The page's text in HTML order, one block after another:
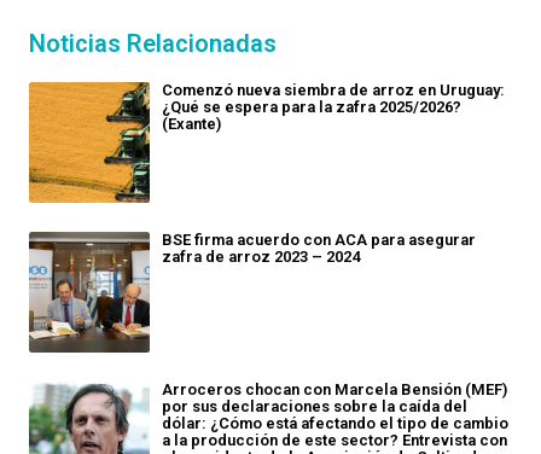
Noticias Relacionadas
Comenzó nueva siembra de arroz en Uruguay:
¿Qué se espera para la zafra 2025/2026?
(Exante)
BSE firma acuerdo con ACA para asegurar
zafra de arroz 2023 – 2024
Arroceros chocan con Marcela Bensión (MEF)
por sus declaraciones sobre la caída del
dólar: ¿Cómo está afectando el tipo de cambio
a la producción de este sector? Entrevista con